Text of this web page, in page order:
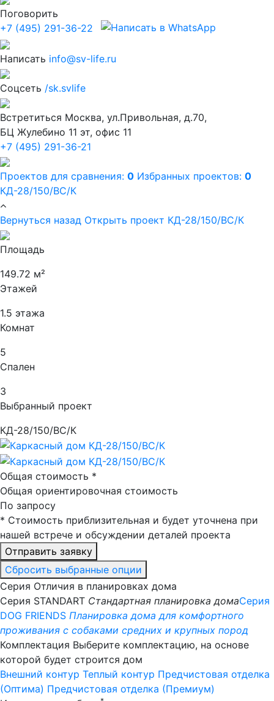
Поговорить
+7 (495) 291-36-22
Написать info@sv-life.ru
Соцсеть /sk.svlife
Встретиться Москва, ул.Привольная, д.70,
БЦ Жулебино 11 эт, офис 11
+7 (495) 291-36-21
Проектов для сравнения: 0 Избранных проектов: 0
КД-28/150/ВС/К
Вернуться назад Открыть проект КД-28/150/ВС/К
Площадь
149.72 м²
Этажей
1.5 этажа
Комнат
5
Спален
3
Выбранный проект
КД-28/150/ВС/К
Общая стоимость *
Общая ориентировочная стоимость
По запросу
* Стоимость приблизительная и будет уточнена при
нашей встрече и обсуждении деталей проекта
Отправить заявку
Сбросить выбранные опции
Серия Отличия в планировках дома
Серия STANDART Стандартная планировка домаСерия
DOG FRIENDS Планировка дома для комфортного
проживания с собаками средних и крупных пород
Комплектация Выберите комплектацию, на основе
которой будет строится дом
Внешний контур Теплый контур Предчистовая отделка
(Оптима) Предчистовая отделка (Премиум)